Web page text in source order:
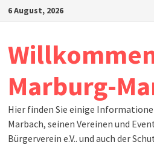
Zum6 August, 2026
Marburg-
Hier finden Sie einige
Marbach, seinen Vereinen und
Bürgerverein e.V.. und auch der